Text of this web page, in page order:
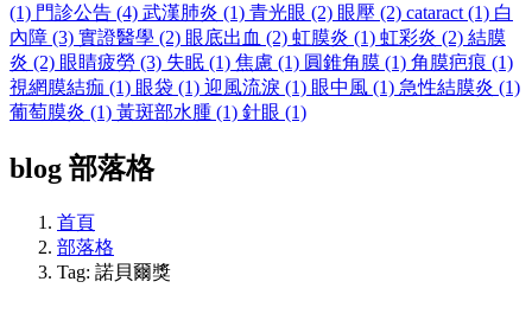
(1) 門診公告 (4) 武漢肺炎 (1) 青光眼 (2) 眼壓 (2) cataract (1) 白
內障 (3) 實證醫學 (2) 眼底出血 (2) 虹膜炎 (1) 虹彩炎 (2) 結膜
炎 (2) 眼睛疲勞 (3) 失眠 (1) 焦慮 (1) 圓錐角膜 (1) 角膜疤痕 (1)
視網膜結痂 (1) 眼袋 (1) 迎風流淚 (1) 眼中風 (1) 急性結膜炎 (1)
葡萄膜炎 (1) 黃斑部水腫 (1) 針眼 (1)
blog 部落格
首頁
部落格
Tag: 諾貝爾獎